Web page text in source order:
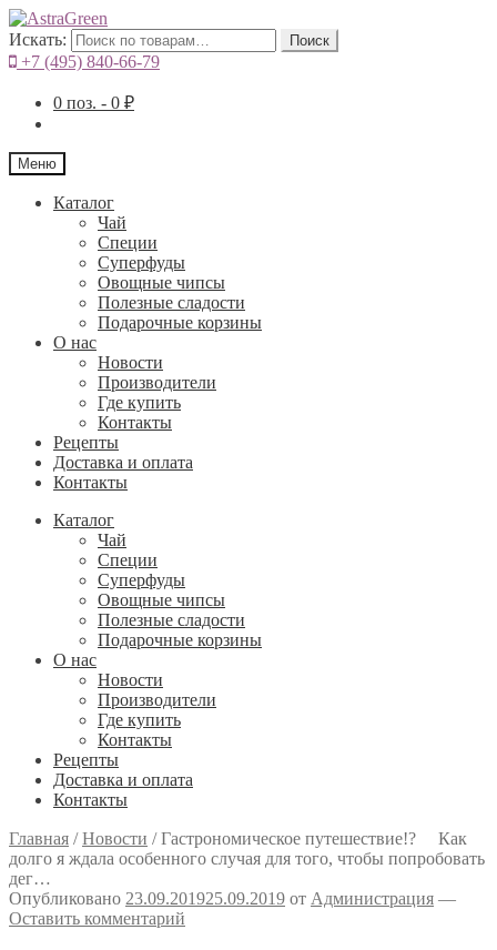
Искать: Поиск
+7 (495) 840-66-79
0 поз. - 0 ₽
Меню
Каталог
Чай
Специи
Cуперфуды
Овощные чипсы
Полезные сладости
Подарочные корзины
О нас
Новости
Производители
Где купить
Контакты
Рецепты
Доставка и оплата
Контакты
Каталог
Чай
Специи
Cуперфуды
Овощные чипсы
Полезные сладости
Подарочные корзины
О нас
Новости
Производители
Где купить
Контакты
Рецепты
Доставка и оплата
Контакты
Главная /Новости /Гастрономическое путешествие!? ⠀ Как
долго я ждала особенного случая для того, чтобы попробовать
дег…
Опубликовано 23.09.201925.09.2019 от Администрация —
Оставить комментарий